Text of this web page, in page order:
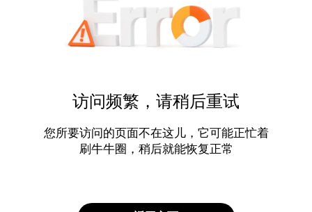
访问频繁，请稍后重试
您所要访问的页面不在这儿，它可能正忙着
刷牛牛圈，稍后就能恢复正常